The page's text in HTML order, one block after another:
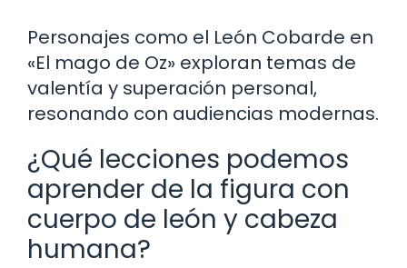
Personajes como el León Cobarde en
«El mago de Oz» exploran temas de
valentía y superación personal,
resonando con audiencias modernas.
¿Qué lecciones podemos
aprender de la figura con
cuerpo de león y cabeza
humana?